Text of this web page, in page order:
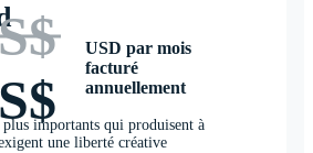
USD par mois
facturé
annuellement
plus importants qui produisent à
une liberté créative